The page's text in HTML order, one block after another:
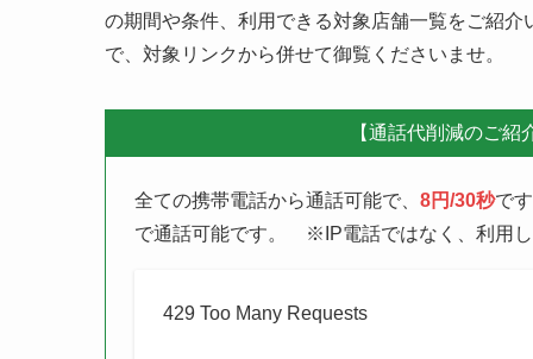
PayPayアプリのコード決済で、支払金額の〇％
ーンは自治体・メーカー・小売店など様々な業